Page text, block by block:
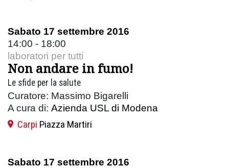
Sabato 17 settembre 2016
14:00 - 18:00
laboratori per tutti
Non andare in fumo!
Le sfide per la salute
Curatore: Massimo Bigarelli
A cura di: Azienda USL di Modena
Carpi Piazza Martiri
Sabato 17 settembre 2016